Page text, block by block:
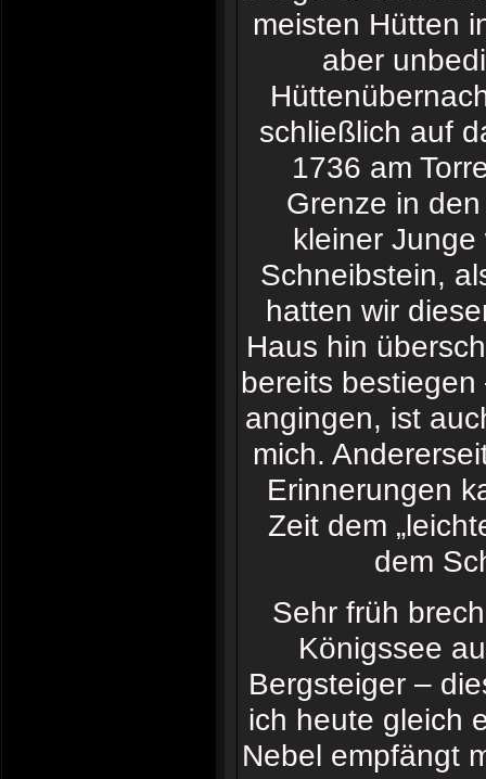
meisten Hütten
aber
schließlich auf
1736 am
Grenze in
kleiner
Schneibstein,
hatten wir
Haus hin
bereits
angingen, ist
mich.
Erinnerungen
Zeit dem
dem
Sehr früh
Königssee
Bergsteiger –
ich heute gleich
Nebel empfängt